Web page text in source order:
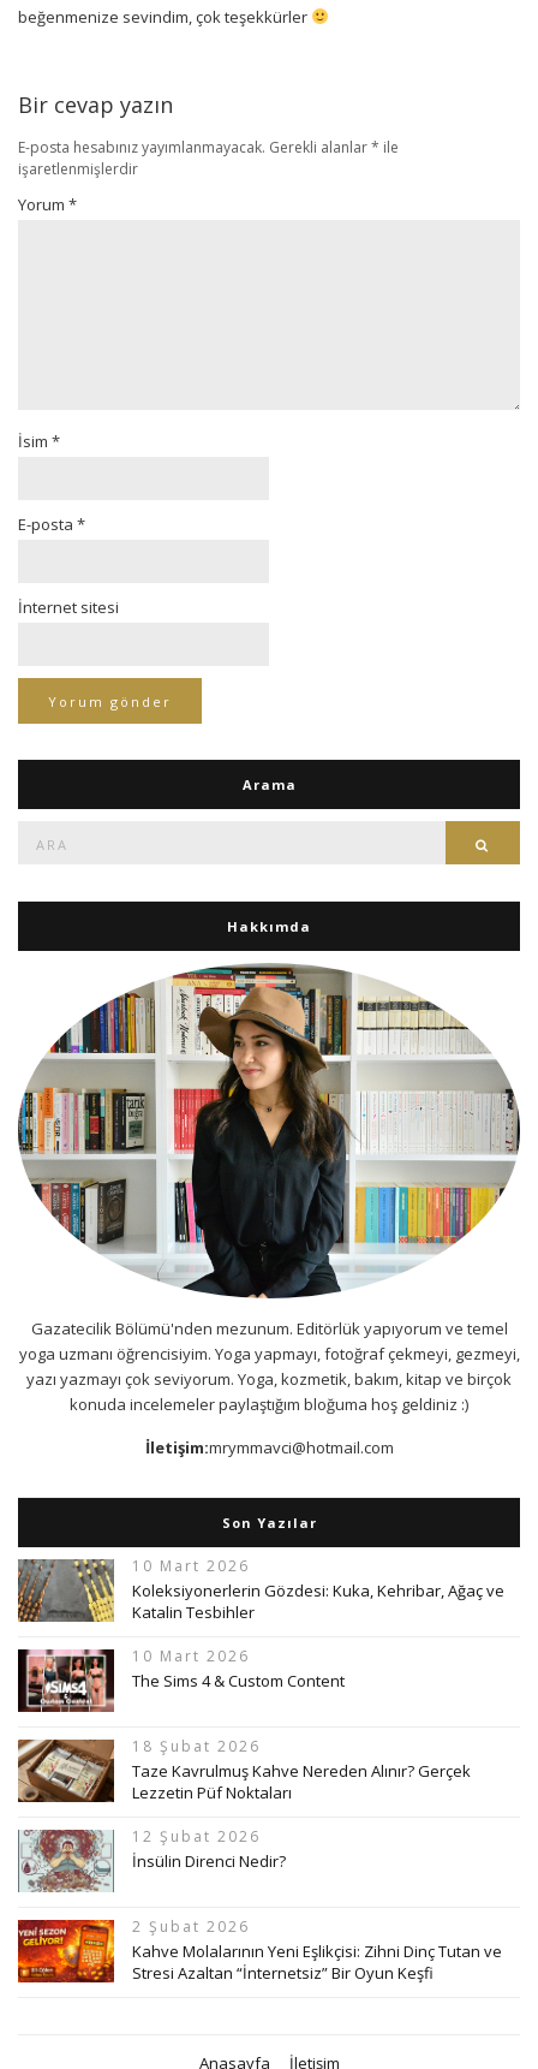
beğenmenize sevindim, çok teşekkürler
Bir cevap yazın
E-posta hesabınız yayımlanmayacak. Gerekli alanlar* ile
işaretlenmişlerdir
Yorum *
İsim *
E-posta *
İnternet sitesi
Arama
Hakkımda
Gazatecilik Bölümü'nden mezunum. Editörlük yapıyorum ve temel
yoga uzmanı öğrencisiyim. Yoga yapmayı, fotoğraf çekmeyi, gezmeyi,
yazı yazmayı çok seviyorum. Yoga, kozmetik, bakım, kitap ve birçok
konuda incelemeler paylaştığım bloğuma hoş geldiniz :)
İletişim:mrymmavci@hotmail.com
Son Yazılar
10 Mart 2026
Koleksiyonerlerin Gözdesi: Kuka, Kehribar, Ağaç ve
Katalin Tesbihler
10 Mart 2026
The Sims 4 & Custom Content
18 Şubat 2026
Taze Kavrulmuş Kahve Nereden Alınır? Gerçek
Lezzetin Püf Noktaları
12 Şubat 2026
İnsülin Direnci Nedir?
2 Şubat 2026
Kahve Molalarının Yeni Eşlikçisi: Zihni Dinç Tutan ve
Stresi Azaltan “İnternetsiz” Bir Oyun Keşfi
Anasayfa İletişim